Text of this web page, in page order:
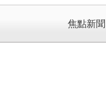
焦點新聞